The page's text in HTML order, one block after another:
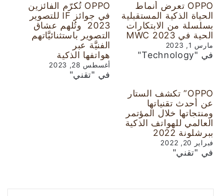
OPPO تعرض أنماط
الحياة الذكية المستقبلية
بسلسلة من الابتكارات
الحية في MWC 2023
مارس 1, 2023
في "Technology"
OPPO تُكرّم الفائزين
في جوائز IF للتصوير
2023 وتُلهم عشاق
التصوير باستثنائيَّاتهم
الفنيَّة عبر
هواتفها الذكية
أغسطس 28, 2023
في "تقني"
OPPO” تكشف الستار
عن أحدث تقنياتها
ومنتجاتها خلال المؤتمر
العالمي للهواتف الذكية
ببرشلونة 2022
فبراير 20, 2022
في "تقني"